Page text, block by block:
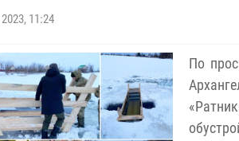
11:24
По